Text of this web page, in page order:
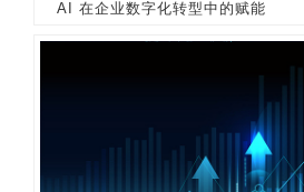
AI 在企业数字化转型中的赋能